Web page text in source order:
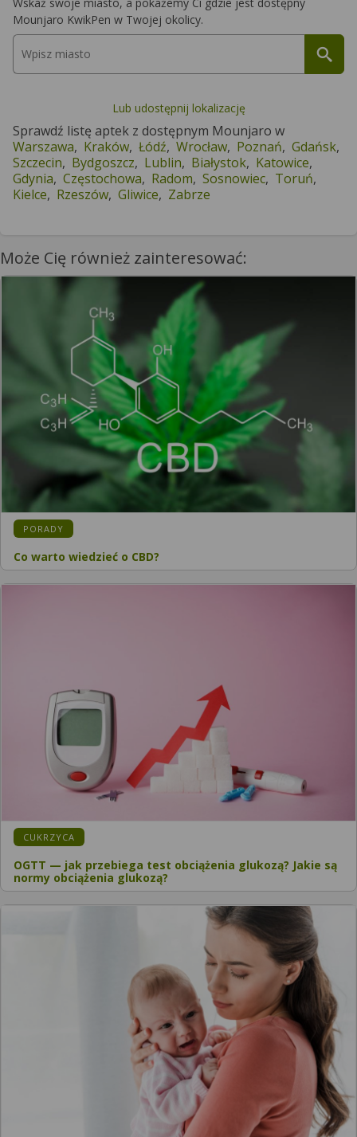
Mounjaro KwikPen w Twojej okolicy.
Lub udostępnij lokalizację
Sprawdź listę aptek z dostępnym Mounjaro w
Warszawa, Kraków, Łódź, Wrocław, Poznań, Gdańsk,
Szczecin, Bydgoszcz, Lublin, Białystok, Katowice,
Gdynia, Częstochowa, Radom, Sosnowiec, Toruń,
Kielce, Rzeszów, Gliwice, Zabrze
Może Cię również zainteresować:
KATEGORIA:
PORADY
Co warto wiedzieć o CBD?
KATEGORIA:
CUKRZYCA
OGTT — jak przebiega test obciążenia glukozą? Jakie są
normy obciążenia glukozą?